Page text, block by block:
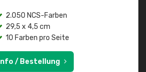
2.050 NCS-Farben
29,5 x 4,5 cm
10 Farben pro Seite
Info / Bestellung